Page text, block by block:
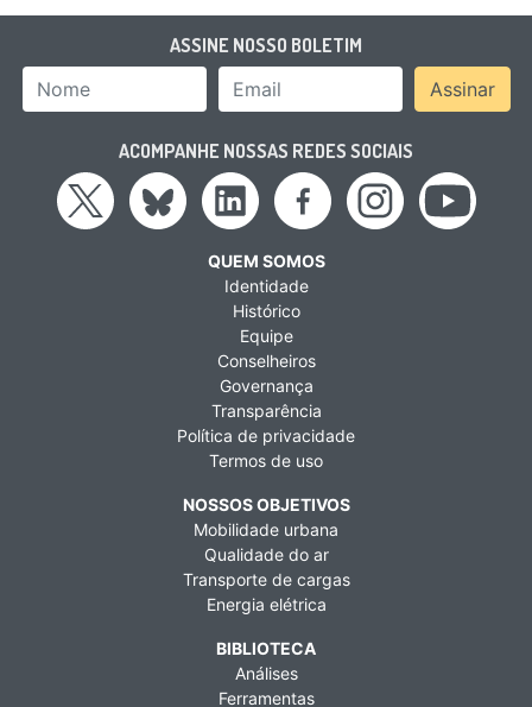
ASSINE NOSSO BOLETIM
Email AddressAssinar
ACOMPANHE NOSSAS REDES SOCIAIS
QUEM SOMOS
Identidade
Histórico
Equipe
Conselheiros
Governança
Transparência
Política de privacidade
Termos de uso
NOSSOS OBJETIVOS
Mobilidade urbana
Qualidade do ar
Transporte de cargas
Energia elétrica
BIBLIOTECA
Análises
Ferramentas